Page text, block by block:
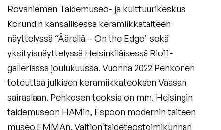
Rovaniemen Taidemuseo- ja kulttuurikeskus
Korundin kansallisessa keramiikkataiteen
näyttelyssä “Äärellä – On the Edge” sekä
yksityisnäyttelyssä Helsinkiläisessä Rio11-
galleriassa joulukuussa. Vuonna 2022 Pehkonen
toteuttaa julkisen keramiikkateoksen Vaasan
sairaalaan. Pehkosen teoksia on mm. Helsingin
taidemuseon HAMin, Espoon modernin taiteen
museo EMMAn, Valtion taideteostoimikunnan